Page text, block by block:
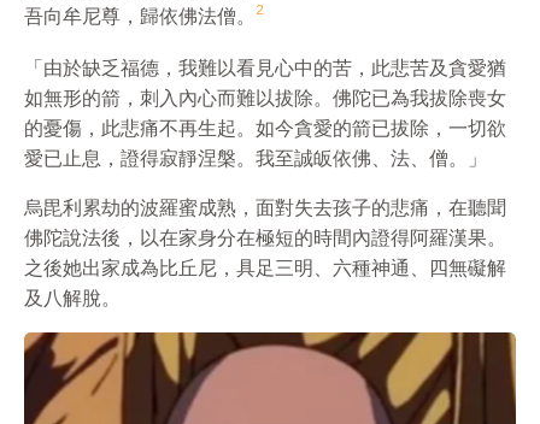
吾向牟尼尊，歸依佛法僧。
2
「由於缺乏福德，我難以看見心中的苦，此悲苦及貪愛猶
如無形的箭，刺入內心而難以拔除。佛陀已為我拔除喪女
的憂傷，此悲痛不再生起。如今貪愛的箭已拔除，一切欲
愛已止息，證得寂靜涅槃。我至誠皈依佛、法、僧。」
烏毘利累劫的波羅蜜成熟，面對失去孩子的悲痛，在聽聞
佛陀說法後，以在家身分在極短的時間內證得阿羅漢果。
之後她出家成為比丘尼，具足三明、六種神通、四無礙解
及八解脫。